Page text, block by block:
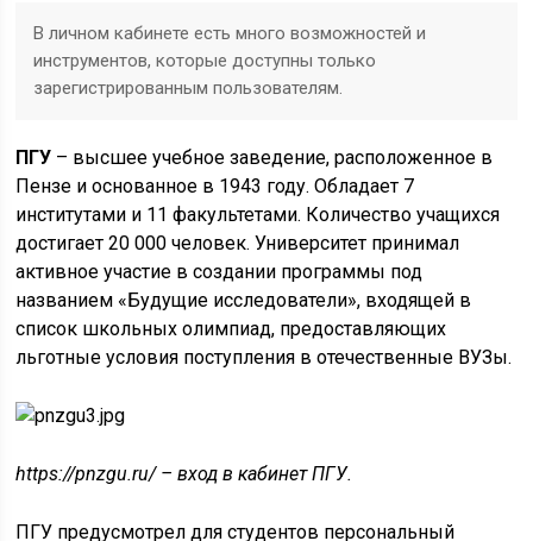
В личном кабинете есть много возможностей и
инструментов, которые доступны только
зарегистрированным пользователям.
ПГУ – высшее учебное заведение, расположенное в
Пензе и основанное в 1943 году. Обладает 7
институтами и 11 факультетами. Количество учащихся
достигает 20 000 человек. Университет принимал
активное участие в создании программы под
названием «Будущие исследователи», входящей в
список школьных олимпиад, предоставляющих
льготные условия поступления в отечественные ВУЗы.
https://pnzgu.ru/ – вход в кабинет ПГУ.
ПГУ предусмотрел для студентов персональный